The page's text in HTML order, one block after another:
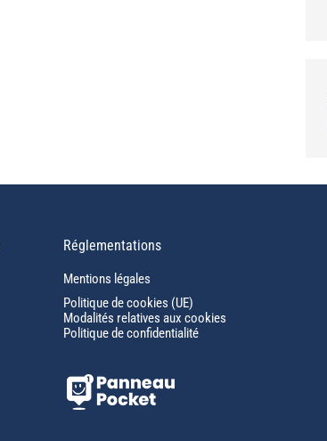
Réglementations
Mentions légales
Politique de cookies (UE)
Modalités relatives aux cookies
Politique de confidentialité